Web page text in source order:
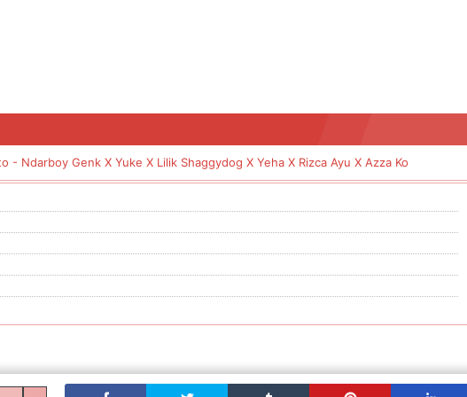
- Ndarboy Genk X Yuke X Lilik Shaggydog X Yeha X Rizca Ayu X
- Ndarboy Genk X Yuke X Lilik Shaggydog X Yeha X Rizca Ayu X Azza Ko